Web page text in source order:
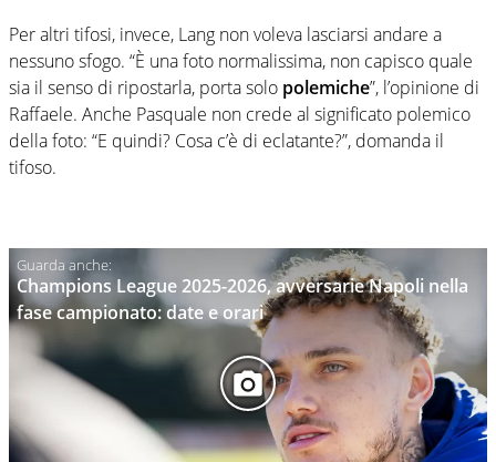
Per altri tifosi, invece, Lang non voleva lasciarsi andare a
nessuno sfogo. “È una foto normalissima, non capisco quale
sia il senso di ripostarla, porta solo polemiche”, l’opinione di
Raffaele. Anche Pasquale non crede al significato polemico
della foto: “E quindi? Cosa c’è di eclatante?”, domanda il
tifoso.
Champions League 2025-2026, avversarie Napoli nella
fase campionato: date e orari